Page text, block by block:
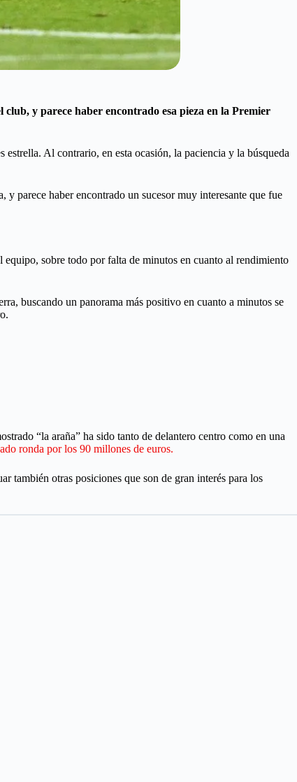
club, y parece haber encontrado esa pieza en la Premier
Al contrario, en esta ocasión, la paciencia y la búsqueda
parece haber encontrado un sucesor muy interesante que fue
sobre todo por falta de minutos en cuanto al rendimiento
buscando un panorama más positivo en cuanto a minutos se
“la araña” ha sido tanto de delantero centro como en una
ronda por los 90 millones de euros.
también otras posiciones que son de gran interés para los